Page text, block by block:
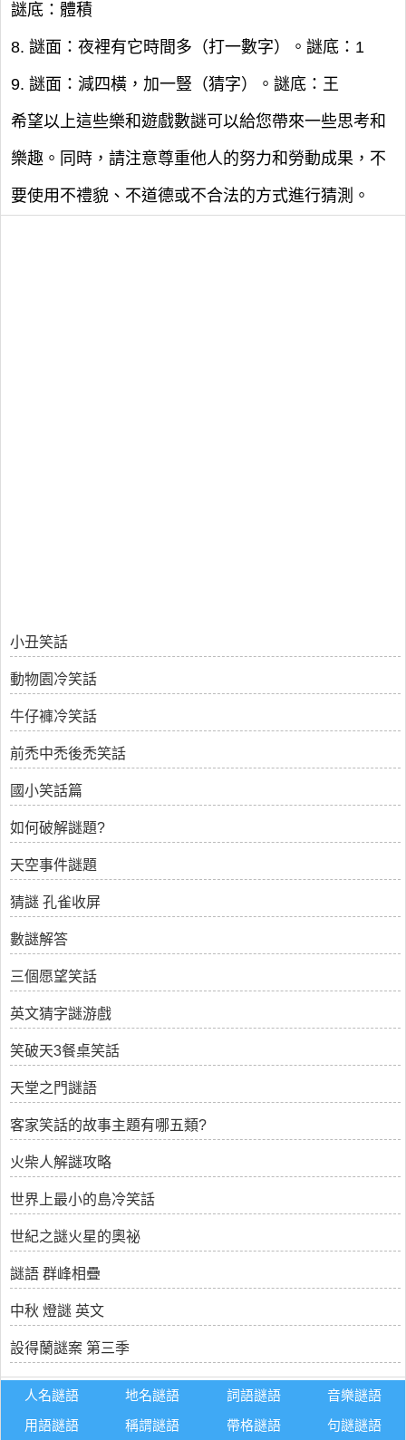
謎底：體積
8. 謎面：夜裡有它時間多（打一數字）。謎底：1
9. 謎面：減四橫，加一豎（猜字）。謎底：王
希望以上這些樂和遊戲數謎可以給您帶來一些思考和
樂趣。同時，請注意尊重他人的努力和勞動成果，不
要使用不禮貌、不道德或不合法的方式進行猜測。
小丑笑話
動物園冷笑話
牛仔褲冷笑話
前禿中禿後禿笑話
國小笑話篇
如何破解謎題?
天空事件謎題
猜謎 孔雀收屏
數謎解答
三個愿望笑話
英文猜字謎游戲
笑破天3餐桌笑話
天堂之門謎語
客家笑話的故事主題有哪五類?
火柴人解謎攻略
世界上最小的島冷笑話
世紀之謎火星的奧祕
謎語 群峰相疊
中秋 燈謎 英文
設得蘭謎案 第三季
人名謎語 地名謎語 詞語謎語
音樂謎語
用語謎語
稱謂謎語 帶格謎語 句謎謎語